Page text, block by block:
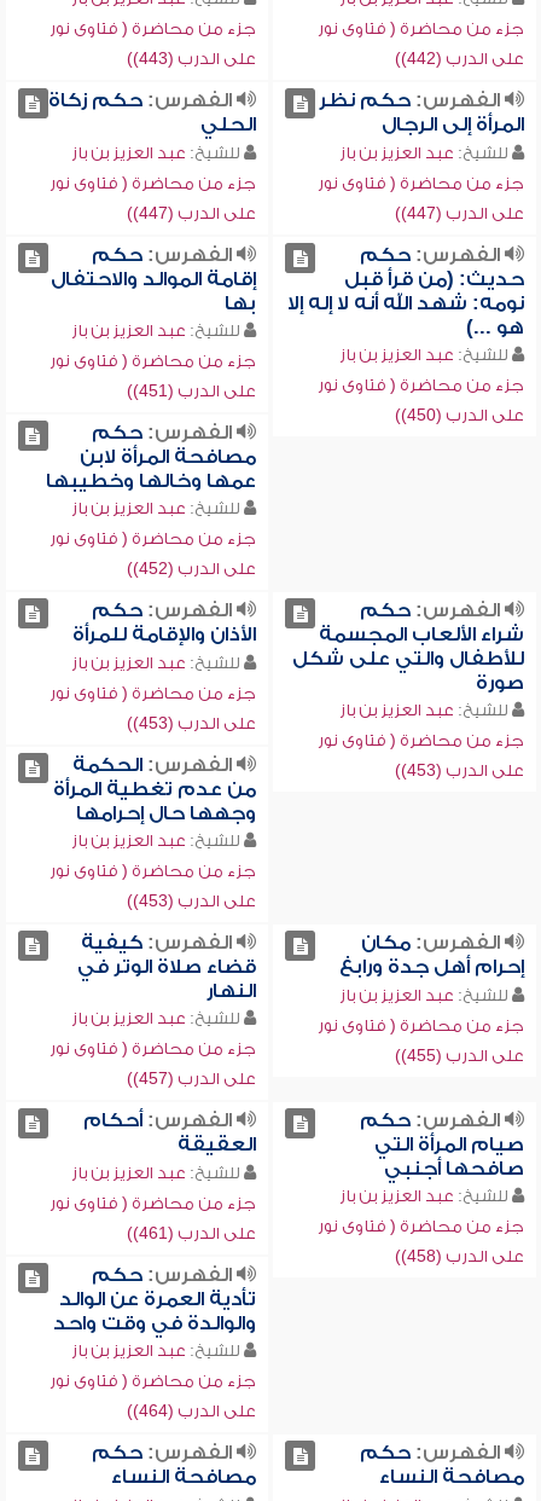
جزء من محاضرة ( فتاوى نور
على الدرب (442))
جزء من محاضرة ( فتاوى نور
على الدرب (443))
الفهرس:حكم نظر
المرأة إلى الرجال
للشيخ: عبد العزيز بن باز
جزء من محاضرة ( فتاوى نور
على الدرب (447))
الفهرس:حكم زكاة
الحلي
للشيخ: عبد العزيز بن باز
جزء من محاضرة ( فتاوى نور
على الدرب (447))
الفهرس:حكم
حديث: (من قرأ قبل
نومه: شهد الله أنه لا إله إلا
هو ...)
للشيخ: عبد العزيز بن باز
جزء من محاضرة ( فتاوى نور
على الدرب (450))
الفهرس:حكم
إقامة الموالد والاحتفال
بها
للشيخ: عبد العزيز بن باز
جزء من محاضرة ( فتاوى نور
على الدرب (451))
الفهرس:حكم
مصافحة المرأة لابن
عمها وخالها وخطيبها
للشيخ: عبد العزيز بن باز
جزء من محاضرة ( فتاوى نور
على الدرب (452))
الفهرس:حكم
شراء الألعاب المجسمة
للأطفال والتي على شكل
صورة
للشيخ: عبد العزيز بن باز
جزء من محاضرة ( فتاوى نور
على الدرب (453))
الفهرس:حكم
الأذان والإقامة للمرأة
للشيخ: عبد العزيز بن باز
جزء من محاضرة ( فتاوى نور
على الدرب (453))
الفهرس:الحكمة
من عدم تغطية المرأة
وجهها حال إحرامها
للشيخ: عبد العزيز بن باز
جزء من محاضرة ( فتاوى نور
على الدرب (453))
الفهرس:مكان
إحرام أهل جدة ورابغ
للشيخ: عبد العزيز بن باز
جزء من محاضرة ( فتاوى نور
على الدرب (455))
الفهرس:كيفية
قضاء صلاة الوتر في
النهار
للشيخ: عبد العزيز بن باز
جزء من محاضرة ( فتاوى نور
على الدرب (457))
الفهرس:حكم
صيام المرأة التي
صافحها أجنبي
للشيخ: عبد العزيز بن باز
جزء من محاضرة ( فتاوى نور
على الدرب (458))
الفهرس:أحكام
العقيقة
للشيخ: عبد العزيز بن باز
جزء من محاضرة ( فتاوى نور
على الدرب (461))
الفهرس:حكم
تأدية العمرة عن الوالد
والوالدة في وقت واحد
للشيخ: عبد العزيز بن باز
جزء من محاضرة ( فتاوى نور
على الدرب (464))
الفهرس:حكم
مصافحة النساء
الفهرس:حكم
مصافحة النساء